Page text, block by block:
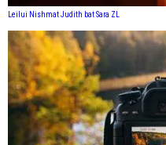
Leilui Nishmat Judith bat Sara ZL